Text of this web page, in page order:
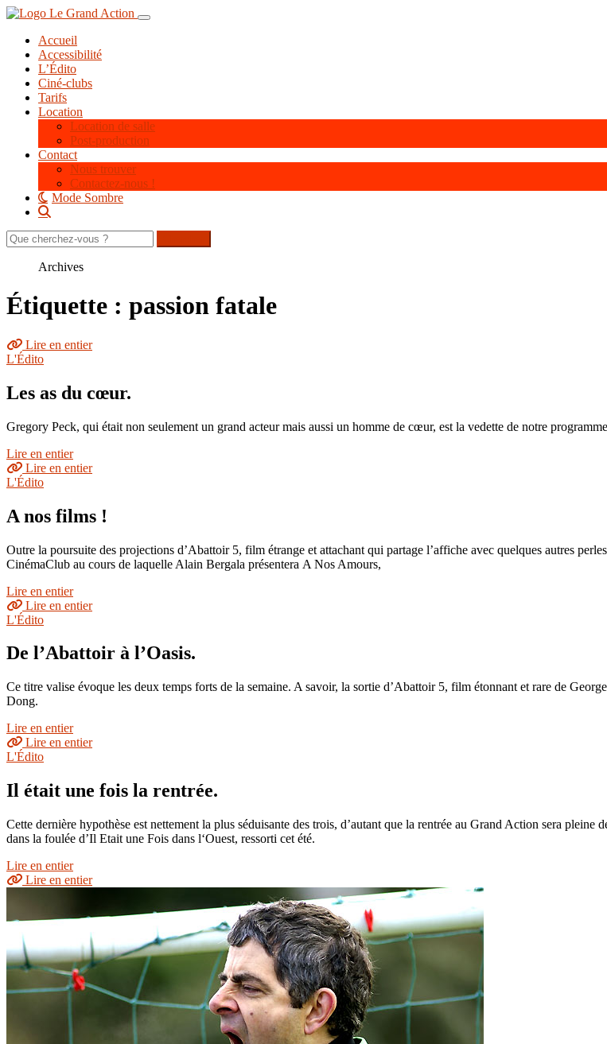
Aller
contenu
principal
Toggle navigation
Accueil
Accessibilité
L’Édito
Ciné-clubs
Tarifs
Location
Location de salle
Post-production
Contact
Nous trouver
Contactez-nous !
Mode Sombre
Rechercher
sur
Archives
Étiquette : passion fatale
Lire en entier
L'Édito
Les as du cœur.
Gregory Peck, qui était non seulement un grand acteur mais aussi un homme de cœur, est la vedette de notre
Lire en entier
Lire en entier
L'Édito
A nos films !
Outre la poursuite des projections d’Abattoir 5, film étrange et attachant qui partage l’affiche avec quelques autres
CinémaClub au cours de laquelle Alain Bergala présentera A Nos Amours,
Lire en entier
Lire en entier
L'Édito
De l’Abattoir à l’Oasis.
Ce titre valise évoque les deux temps forts de la semaine. A savoir, la sortie d’Abattoir 5, film étonnant et rare de
Dong.
Lire en entier
Lire en entier
L'Édito
Il était une fois la rentrée.
Cette dernière hypothèse est nettement la plus séduisante des trois, d’autant que la rentrée au Grand Action sera
dans la foulée d’Il Etait une Fois dans l‘Ouest, ressorti cet été.
Lire en entier
Lire en entier